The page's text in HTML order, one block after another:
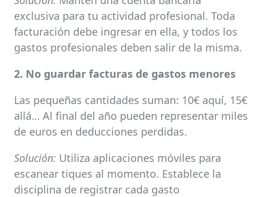
exclusiva para tu actividad profesional. Toda
facturación debe ingresar en ella, y todos los
gastos profesionales deben salir de la misma.
2. No guardar facturas de gastos menores
Las pequeñas cantidades suman: 10€ aquí, 15€
allá… Al final del año pueden representar miles
de euros en deducciones perdidas.
Solución: Utiliza aplicaciones móviles para
escanear tiques al momento. Establece la
disciplina de registrar cada gasto